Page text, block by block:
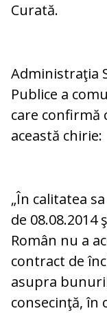
Curată.
Administraţia
Publice a
care confirmă
această chirie:
„În calitatea
de
Român nu a
contract de
asupra
consecinţă, în